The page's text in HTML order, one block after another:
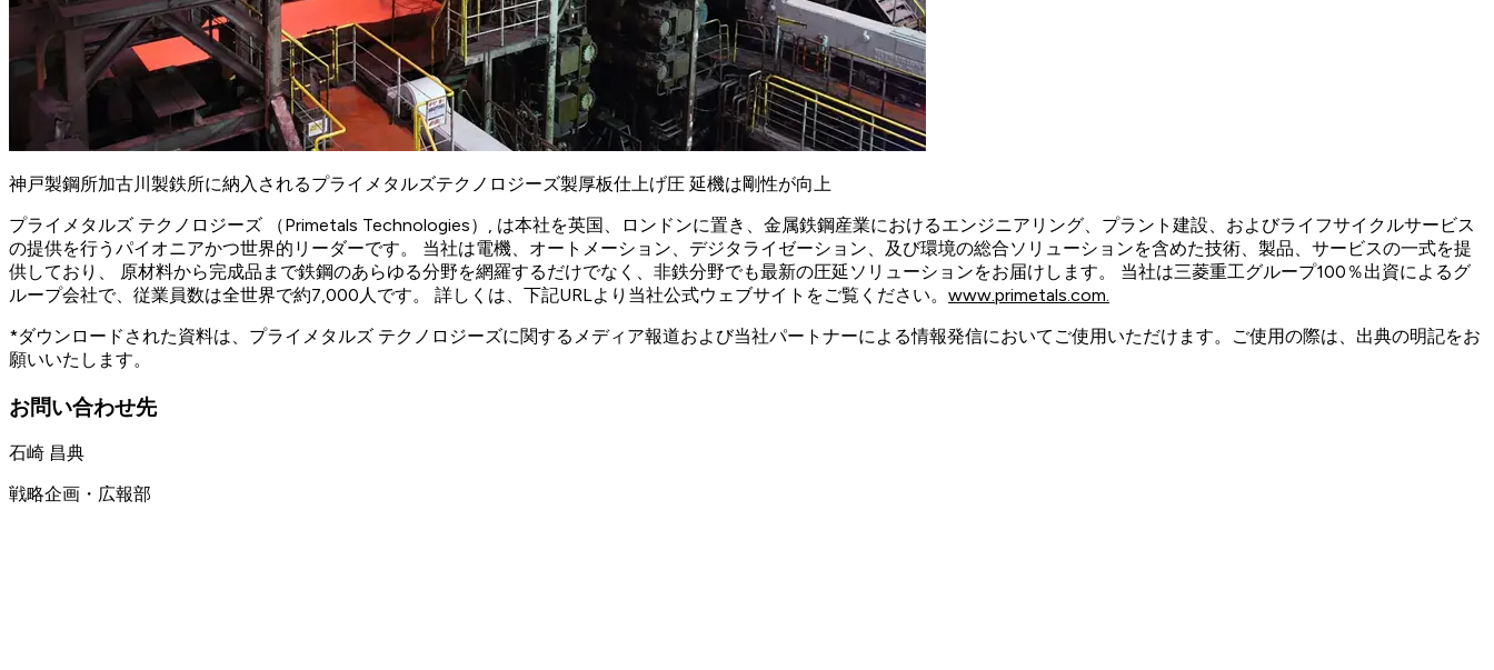
神戸製鋼所加古川製鉄所に納入されるプライメタルズテクノロジーズ製厚板仕上げ圧 延機は剛性が向上
プライメタルズ テクノロジーズ （Primetals Technologies）, は本社を英国、ロンドンに置き、金属鉄鋼産業におけるエンジニアリング、プラント建設、およびライフサイクルサービス
の提供を行うパイオニアかつ世界的リーダーです。 当社は電機、オートメーション、デジタライゼーション、及び環境の総合ソリューションを含めた技術、製品、サービスの一式を提
供しており、 原材料から完成品まで鉄鋼のあらゆる分野を網羅するだけでなく、非鉄分野でも最新の圧延ソリューションをお届けします。 当社は三菱重工グループ100％出資によるグ
ループ会社で、従業員数は全世界で約7,000人です。 詳しくは、下記URLより当社公式ウェブサイトをご覧ください。 www.primetals.com.
*ダウンロードされた資料は、プライメタルズ テクノロジーズに関するメディア報道および当社パートナーによる情報発信においてご使用いただけます。ご使用の際は、出典の明記をお
願いいたします。
お問い合わせ先
石崎 昌典
戦略企画・広報部